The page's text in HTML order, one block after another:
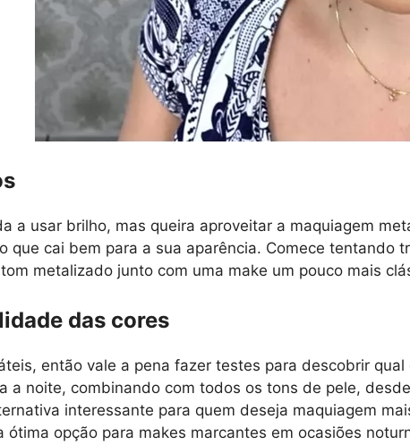
a usar brilho, mas queira aproveitar a maquiagem
que cai bem para a sua aparência. Comece tentando
metalizado junto com uma make um pouco mais
das cores
então vale a pena fazer testes para descobrir
a noite, combinando com todos os tons de pele,
interessante para quem deseja maquiagem
ótima opção para makes marcantes em ocasiões